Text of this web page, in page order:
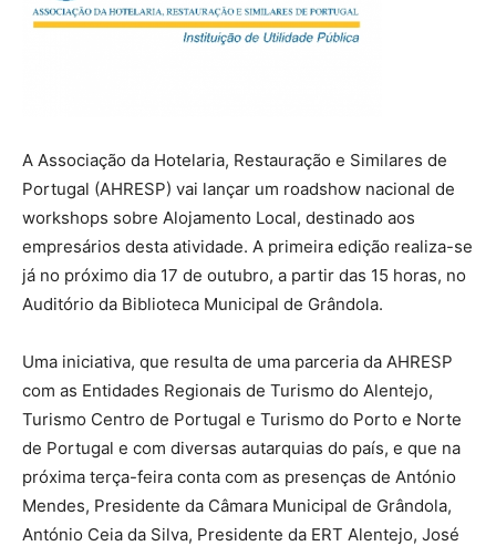
A Associação da Hotelaria, Restauração e Similares de
Portugal (AHRESP) vai lançar um roadshow nacional de
workshops sobre Alojamento Local, destinado aos
empresários desta atividade. A primeira edição realiza-se
já no próximo dia 17 de outubro, a partir das 15 horas, no
Auditório da Biblioteca Municipal de Grândola.
Uma iniciativa, que resulta de uma parceria da AHRESP
com as Entidades Regionais de Turismo do Alentejo,
Turismo Centro de Portugal e Turismo do Porto e Norte
de Portugal e com diversas autarquias do país, e que na
próxima terça-feira conta com as presenças de António
Mendes, Presidente da Câmara Municipal de Grândola,
António Ceia da Silva, Presidente da ERT Alentejo, José